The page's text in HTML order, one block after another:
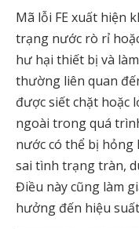
Mã lỗi FE xuất hiện
trạng nước rò rỉ
hư hại thiết bị và
thường liên quan
được siết chặt hoặc
ngoài trong quá
nước có thể bị hỏng
sai tình trạng tràn,
Điều này cũng làm
hưởng đến hiệu